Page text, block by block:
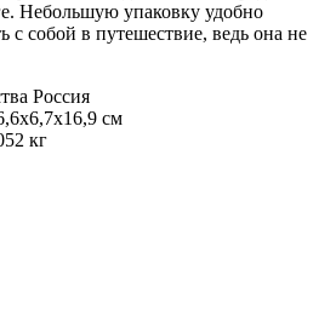
Небольшую упаковку удобно
с собой в путешествие, ведь она не
Россия
см
кг